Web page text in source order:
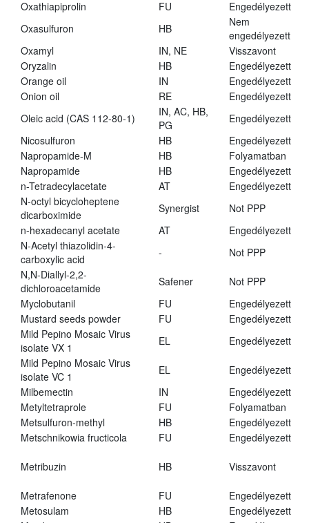
Oxathiapiprolin
FU
Engedélyezett
Oxasulfuron
HB
Nem
engedélyezett
Oxamyl
IN, NE
Visszavont
Oryzalin
HB
Engedélyezett
Orange oil
IN
Engedélyezett
Onion oil
RE
Engedélyezett
Oleic acid (CAS 112-80-1)
IN, AC, HB,
PG
Engedélyezett
Nicosulfuron
HB
Engedélyezett
Napropamide-M
HB
Folyamatban
Napropamide
HB
Engedélyezett
n-Tetradecylacetate
AT
Engedélyezett
N-octyl bicycloheptene
dicarboximide
Synergist
Not PPP
n-hexadecanyl acetate
AT
Engedélyezett
N-Acetyl thiazolidin-4-
carboxylic acid
-
Not PPP
N,N-Diallyl-2,2-
dichloroacetamide
Safener
Not PPP
Myclobutanil
FU
Engedélyezett
Mustard seeds powder
FU
Engedélyezett
Mild Pepino Mosaic Virus
isolate VX 1
EL
Engedélyezett
Mild Pepino Mosaic Virus
isolate VC 1
EL
Engedélyezett
Milbemectin
IN
Engedélyezett
Metyltetraprole
FU
Folyamatban
Metsulfuron-methyl
HB
Engedélyezett
Metschnikowia fructicola
FU Engedélyezett
Metribuzin HB Visszavont
Metrafenone FU
Engedélyezett
Metosulam
HB
Engedélyezett